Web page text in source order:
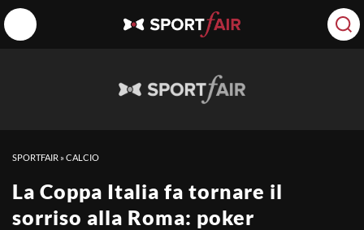
SPORTFAIR »CALCIO
La Coppa Italia fa tornare il
sorriso alla Roma: poker